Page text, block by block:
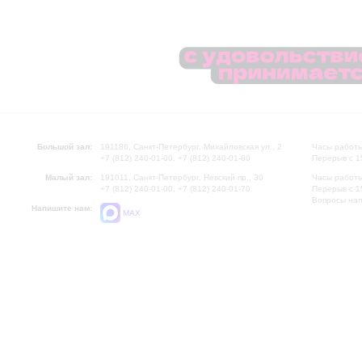
Большой зал:
191186, Санкт-Петербург, Михайловская ул., 2
+7 (812) 240-01-00, +7 (812) 240-01-80
Малый зал:
191011, Санкт-Петербург, Невский пр., 30
+7 (812) 240-01-00, +7 (812) 240-01-70
Напишите нам:
MAX
Часы
Перерыв с
Часы
Перерыв с
Вопросы